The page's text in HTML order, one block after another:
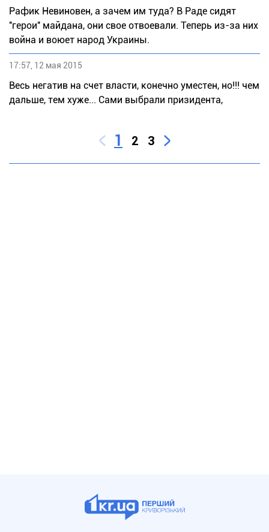
Рафик Невиновен, а зачем им туда? В Раде сидят
''герои'' майдана, они свое отвоевали. Теперь из-за них
война и воюет народ Украины.
17:57, 12 мая 2015
Весь негатив на счет власти, конечно уместен, но!!! чем
дальше, тем хуже... Сами выбрали призидента,
1 2 3